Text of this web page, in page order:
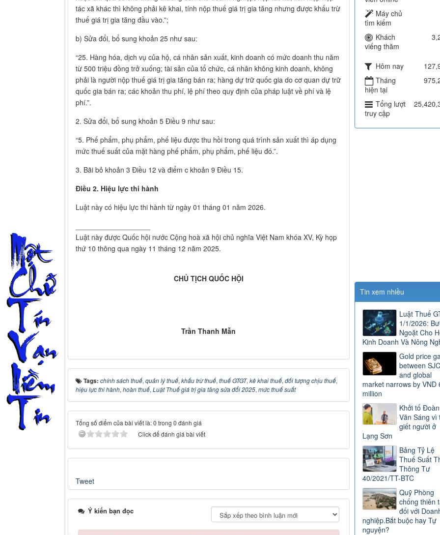
tác xã khác thì không phải kê khai, tính nộp thuế giá trị gia tăng nhưng được khấu trừ
thuế giá trị gia tăng đầu vào.”;
b) Sửa đổi, bổ sung khoản 25 như sau:
“25. Hàng hóa, dịch vụ của hộ, cá nhân sản xuất, kinh doanh có mức doanh thu năm
từ 500 triệu đồng trở xuống; tài sản của tổ chức, cá nhân không kinh doanh, không
phải là người nộp thuế giá trị gia tăng bán ra; hàng dự trữ quốc gia do cơ quan dự trữ
quốc gia bán ra; các khoản thu phí, lệ phí theo quy định của pháp luật về phí và lệ
phí.”.
2. Sửa đổi, bổ sung khoản 5 Điều 9 như sau:
“5. Phế phẩm, phụ phẩm, phế liệu được thu hồi trong quá trình sản xuất thì áp dụng
mức thuế suất của mặt hàng phế phẩm, phụ phẩm, phế liệu đó.”.
3. Bãi bỏ khoản 3 Điều 12 và điểm c khoản 9 Điều 15.
Điều 2. Hiệu lực thi hành
Luật này có hiệu lực thi hành từ ngày 01 tháng 01 năm 2026.
Luật này được Quốc hội nước Cộng hoà xã hội chủ nghĩa Việt Nam khóa XV, Kỳ họp
thứ 10 thông qua ngày 11 tháng 12 năm 2025.
CHỦ TỊCH QUỐC HỘI
Trần Thanh Mẫn
Tags: chính sách thuế, quản lý thuế, khấu trừ thuế, thuế GTGT, kê khai thuế, đối tượng chịu thuế,
hiệu lực thi hành, hoàn thuế, Luật Thuế giá trị gia tăng sửa đổi 2025, mức thuế suất
Tổng số điểm của bài viết là: 0 trong 0 đánh giá
Click để đánh giá bài viết
Tweet
Ý kiến bạn đọc
Máy chủ
tìm kiếm
Khách
viếng thăm
Hôm nay
Tháng
hiện tại
Tổng lượt
truy cập
Tin xem nhiều
Luật Thuế
1/1/2026:
Ngoặt Cho
Kinh Doanh Và Nông
Gold price
between SJC
and global
market narrows by VND
million
Khởi tố Đoàn
Văn Sáng vì
giết người ở
Lạng Sơn
Bảng Tỷ Lệ
Thuế Suất
Thông Tư
40/2021/TT-BTC
Quỹ Phòng
chống thiên
đối với
nghiệp.Bắt buộc hay Tự
nguyện?